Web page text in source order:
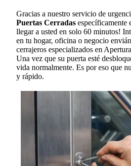
Gracias a nuestro servicio de
Puertas Cerradas específicamente
llegar a usted en solo 60 minutos!
en tu hogar, oficina o negocio
cerrajeros especializados en
Una vez que su puerta esté
vida normalmente. Es por eso que
y rápido.